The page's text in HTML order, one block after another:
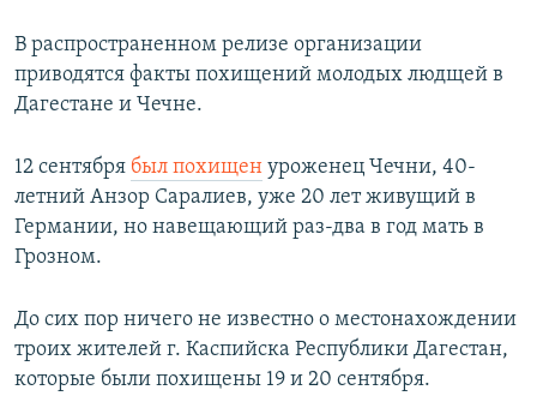
В распространенном релизе организации
приводятся факты похищений молодых людщей в
Дагестане и Чечне.
12 сентября был похищен уроженец Чечни, 40-
летний Анзор Саралиев, уже 20 лет живущий в
Германии, но навещающий раз-два в год мать в
Грозном.
До сих пор ничего не известно о местонахождении
троих жителей г. Каспийска Республики Дагестан,
которые были похищены 19 и 20 сентября.